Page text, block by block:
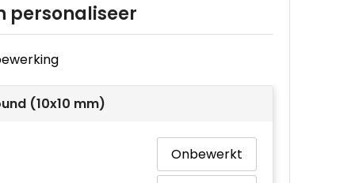
personaliseer
(10x10 mm)
Onbewerkt